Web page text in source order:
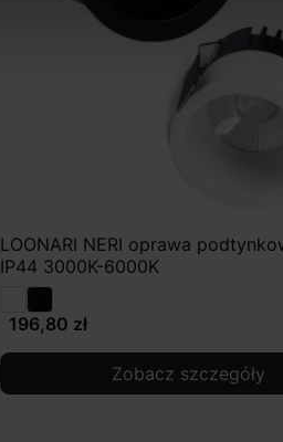
LOONARI NERI oprawa
IP44 3000K-6000K
196,80 zł
Zobacz szczegóły